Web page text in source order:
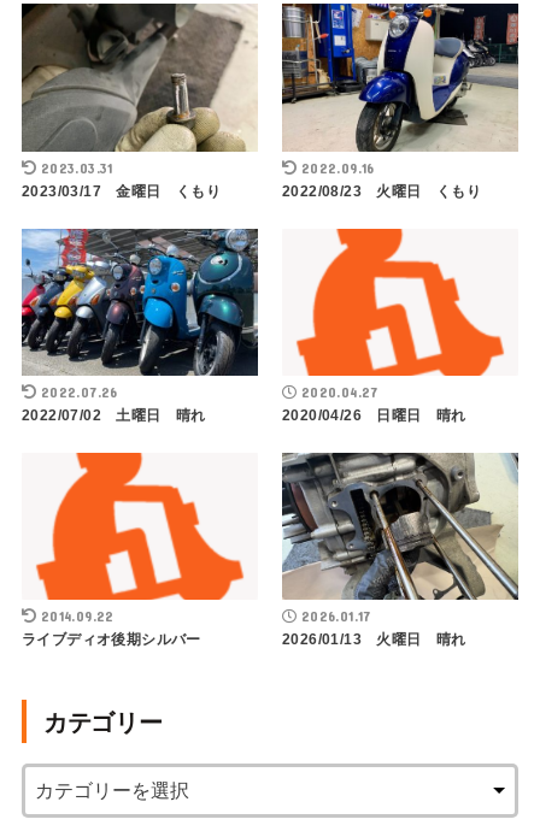
2023.03.31
2023/03/17 金曜日 くもり
2022.09.16
2022/08/23 火曜日 くもり
2022.07.26
2022/07/02 土曜日 晴れ
2020.04.27
2020/04/26 日曜日 晴れ
2014.09.22
ライブディオ後期シルバー
2026.01.17
2026/01/13 火曜日 晴れ
カテゴリー